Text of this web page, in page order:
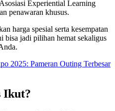
Experiential Learning
penawaran khusus.
harga spesial serta kesempatan
jadi pilihan hemat sekaligus
2025: Pameran Outing Terbesar
Ikut?